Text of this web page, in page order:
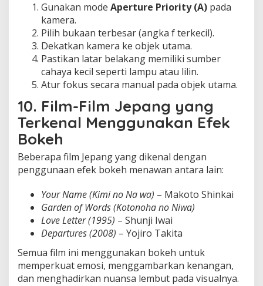
Gunakan mode Aperture Priority (A) pada
kamera.
Pilih bukaan terbesar (angka f terkecil).
Dekatkan kamera ke objek utama.
Pastikan latar belakang memiliki sumber
cahaya kecil seperti lampu atau lilin.
Atur fokus secara manual pada objek utama.
10. Film-Film Jepang yang
Terkenal Menggunakan Efek
Bokeh
Beberapa film Jepang yang dikenal dengan
penggunaan efek bokeh menawan antara lain:
Your Name (Kimi no Na wa) – Makoto Shinkai
Garden of Words (Kotonoha no Niwa)
Love Letter (1995) – Shunji Iwai
Departures (2008) – Yojiro Takita
Semua film ini menggunakan bokeh untuk
memperkuat emosi, menggambarkan kenangan,
dan menghadirkan nuansa lembut pada visualnya.